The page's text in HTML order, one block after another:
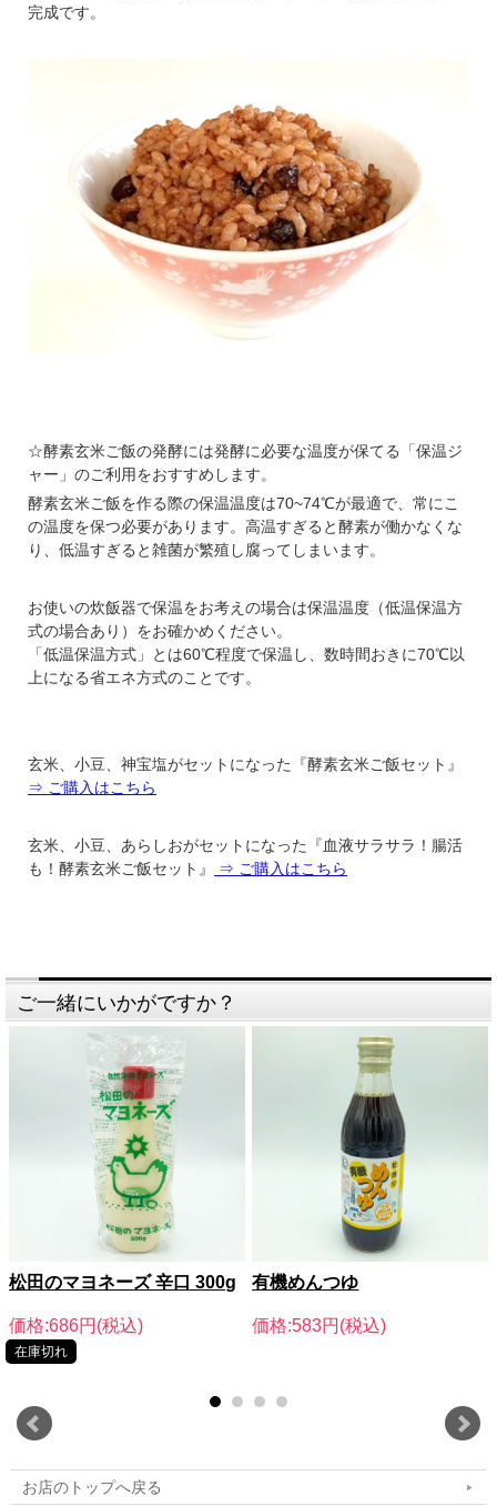
が、これらの混入を完全に無くす
事はできません。これらの混入に
よる返品・交換には応じかねます
のでご了承ください。
北海道産農薬・化学肥料不使用の
小豆です。小粒で皮が薄く甘みが
あります。
ご飯、小豆粥、お赤飯、あんこな
どのお菓子作りにおすすめです。
神宝塩（20g）
お塩のパワーを高めることを第一
* 青味のある天然塩をブレンドして
いるのでランダムに青みがかかっ
ておりますが、これはカビではあ
りません。
翔栄ファームの稲作チャレンジも2年目、収穫も間近！
稲作（米）は、畑作とは全く異なるノウハウと設備が必要にな
安全な「米」をお届けしたいとの思いから翔栄ファーム龍ヶ崎圃
場でも稲作に挑戦しております。
完成です。
☆酵素玄米ご飯の発酵には発酵に必要な温度が保てる「保温ジ
ャー」のご利用をおすすめします。
酵素玄米ご飯を作る際の保温温度は70~74℃が最適で、常にこ
の温度を保つ必要があります。高温すぎると酵素が働かなくな
り、低温すぎると雑菌が繁殖し腐ってしまいます。
お使いの炊飯器で保温をお考えの場合は保温温度（低温保温方
式の場合あり）をお確かめください。
「低温保温方式」とは60℃程度で保温し、数時間おきに70℃以
上になる省エネ方式のことです。
玄米、小豆、神宝塩がセットになった『酵素玄米ご飯セット』
⇒ ご購入はこちら
玄米、小豆、あらしおがセットになった『血液サラサラ！腸活
も！酵素玄米ご飯セット』
⇒ ご購入はこちら
ご一緒にいかがですか？
松田のマヨネーズ 辛口 300g
価格:686円(税込)
在庫切れ
有機めんつゆ
価格:583円(税込)
お店のトップへ戻る